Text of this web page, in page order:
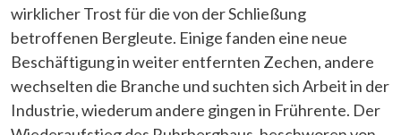
wirklicher Trost für die von der Schließung
betroffenen Bergleute. Einige fanden eine neue
Beschäftigung in weiter entfernten Zechen, andere
wechselten die Branche und suchten sich Arbeit in der
Industrie, wiederum andere gingen in Frührente. Der